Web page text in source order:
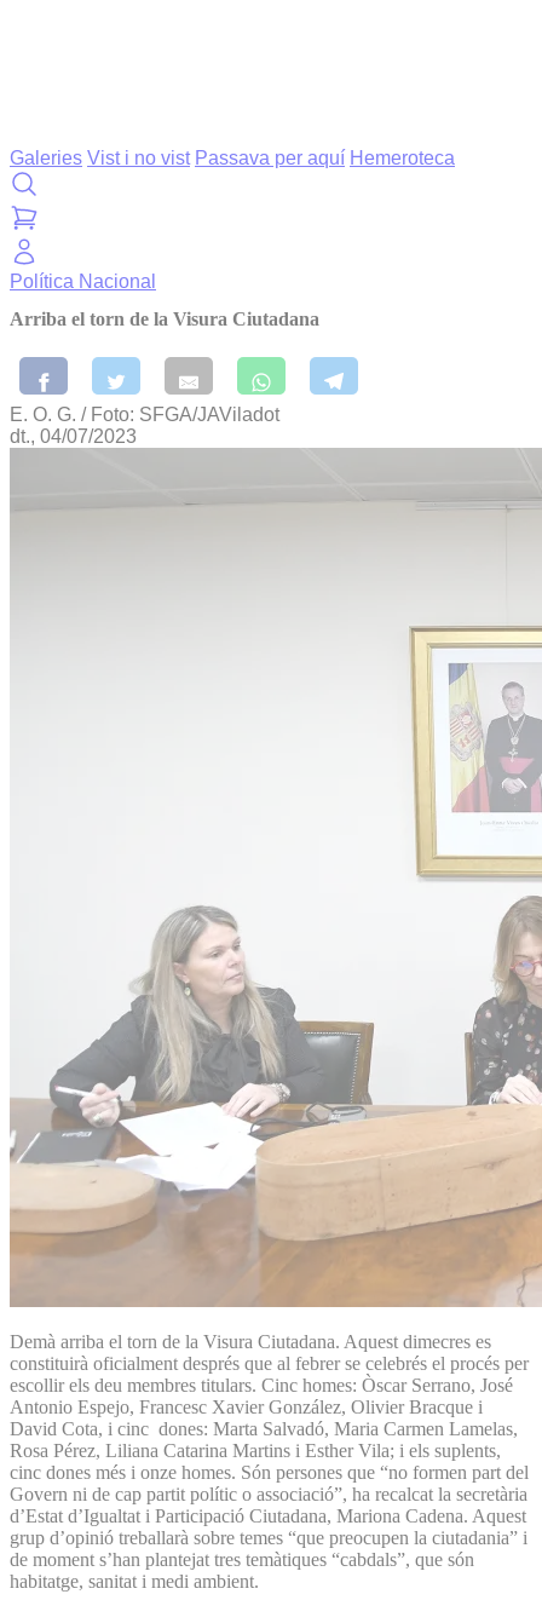
Galeries Vist i no vist Passava per aquí Hemeroteca
Política Nacional
Arriba el torn de la Visura Ciutadana
E. O. G. / Foto: SFGA/JAViladot
dt., 04/07/2023
Demà arriba el torn de la Visura Ciutadana. Aquest dimecres es
constituirà oficialment després que al febrer se celebrés el procés per
escollir els deu membres titulars. Cinc homes: Òscar Serrano, José
Antonio Espejo, Francesc Xavier González, Olivier Bracque i
David Cota, i cinc dones: Marta Salvadó, Maria Carmen Lamelas,
Rosa Pérez, Liliana Catarina Martins i Esther Vila; i els suplents,
cinc dones més i onze homes. Són persones que “no formen part del
Govern ni de cap partit polític o associació”, ha recalcat la secretària
d’Estat d’Igualtat i Participació Ciutadana, Mariona Cadena. Aquest
grup d’opinió treballarà sobre temes “que preocupen la ciutadania” i
de moment s’han plantejat tres temàtiques “cabdals”, que són
habitatge, sanitat i medi ambient.